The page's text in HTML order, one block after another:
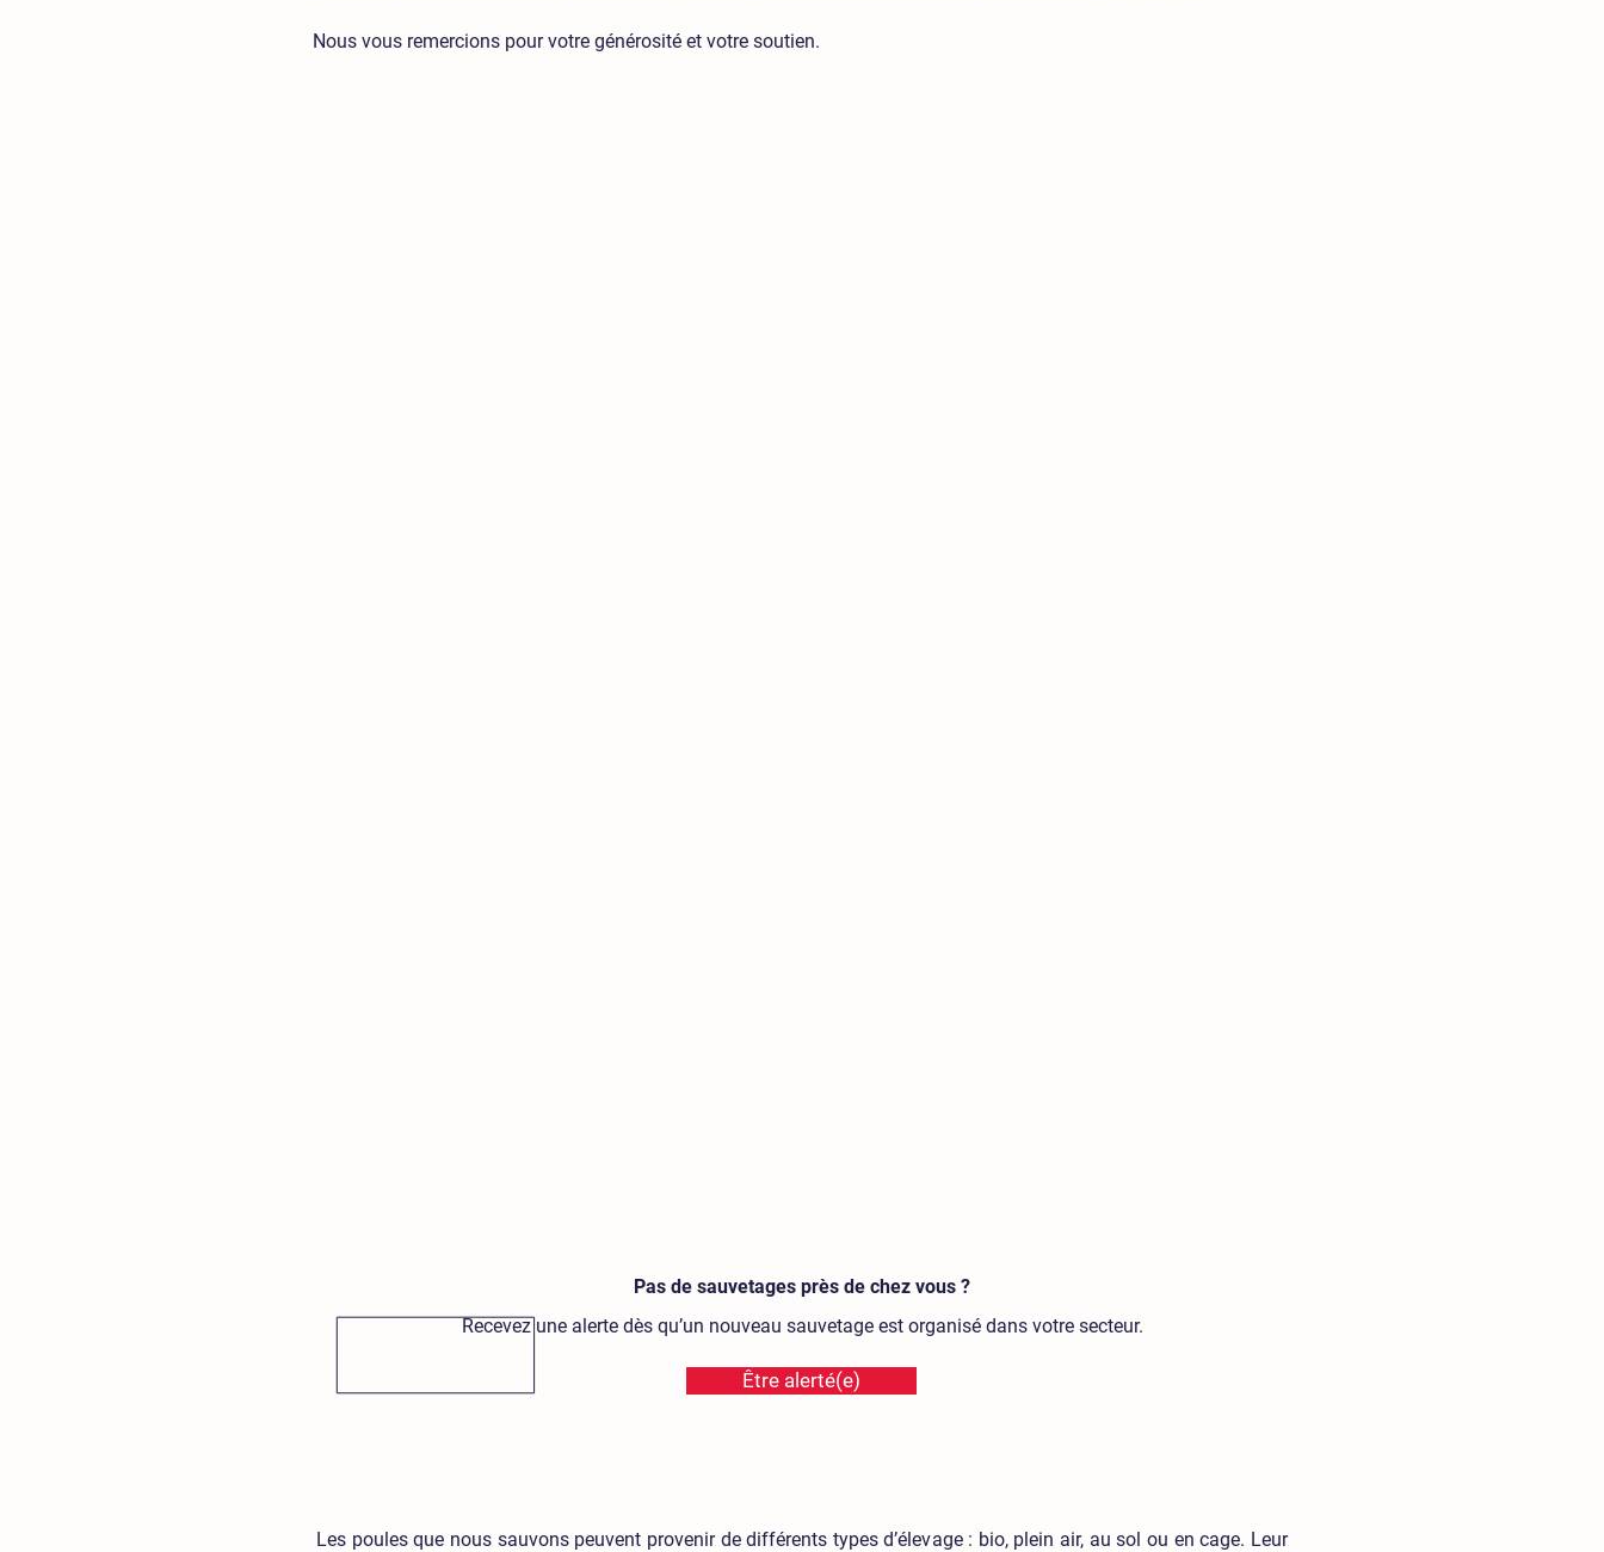
Nous vous remercions pour votre générosité et votre soutien.
Pas de sauvetages près de chez vous ?
Recevez une alerte dès qu’un nouveau sauvetage est organisé dans votre secteur.
Être alerté(e)
Les poules que nous sauvons peuvent provenir de différents types d’élevage : bio, plein air, au sol ou en cage. Leur